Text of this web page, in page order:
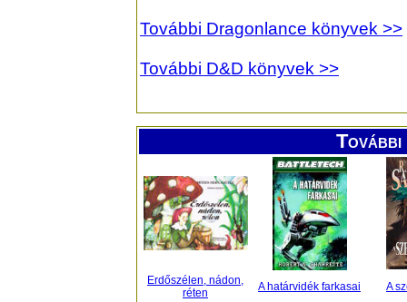
További Dragonlance könyvek >>
További D&D könyvek >>
Erdőszélen, nádon,
réten
A határvidék farkasai A